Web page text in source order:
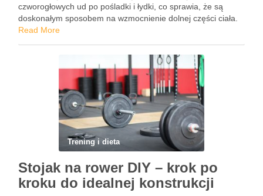
czworogłowych ud po pośladki i łydki, co sprawia, że są
doskonałym sposobem na wzmocnienie dolnej części ciała.
Regularne wykonywanie przysiadów z hantlami nie tylko
Read More
Trening i dieta
Stojak na rower DIY – krok po
kroku do idealnej konstrukcji